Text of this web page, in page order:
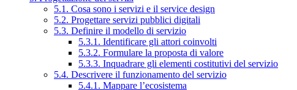
5.1. Cosa sono i servizi e il service design
5.2. Progettare servizi pubblici digitali
5.3. Definire il modello di servizio
5.3.1. Identificare gli attori coinvolti
5.3.2. Formulare la proposta di valore
5.3.3. Inquadrare gli elementi costitutivi del servizio
5.4. Descrivere il funzionamento del servizio
5.4.1. Mappare l’ecosistema